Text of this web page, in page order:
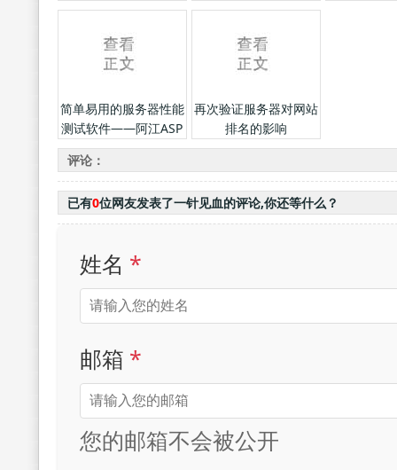
简单易用的服务器性能
测试软件——阿江ASP
探针
再次验证服务器对网站
排名的影响
评论：
已有0位网友发表了一针见血的评论,你还等什么？
姓名 *
邮箱 *
您的邮箱不会被公开